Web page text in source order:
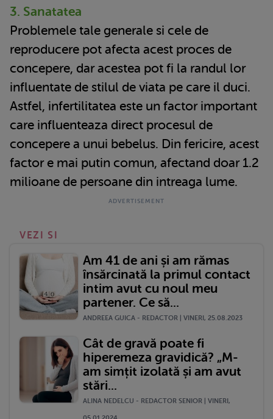
3. Sanatatea
Problemele tale generale si cele de
reproducere pot afecta acest proces de
concepere, dar acestea pot fi la randul lor
influentate de stilul de viata pe care il duci.
Astfel, infertilitatea este un factor important
care influenteaza direct procesul de
concepere a unui bebelus. Din fericire, acest
factor e mai putin comun, afectand doar 1.2
milioane de persoane din intreaga lume.
VEZI SI
Am 41 de ani și am rămas
însărcinată la primul contact
intim avut cu noul meu
partener. Ce să...
ANDREEA GUICA - REDACTOR | VINERI, 25.08.2023
Cât de gravă poate fi
hiperemeza gravidică? „M-
am simțit izolată și am avut
stări...
ALINA NEDELCU - REDACTOR SENIOR | VINERI,